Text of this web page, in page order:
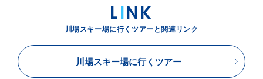
LINK
川場スキー場に行くツアーと関連リンク
川場スキー場に行くツアー